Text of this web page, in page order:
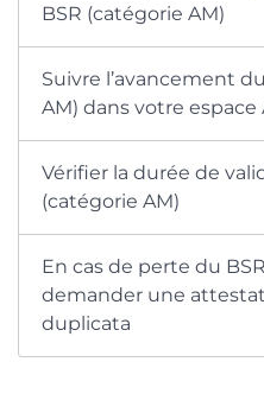
BSR (catégorie AM)
Suivre l’avancement
AM) dans votre espace
Vérifier la durée de
(catégorie AM)
En cas de perte du
demander une
duplicata